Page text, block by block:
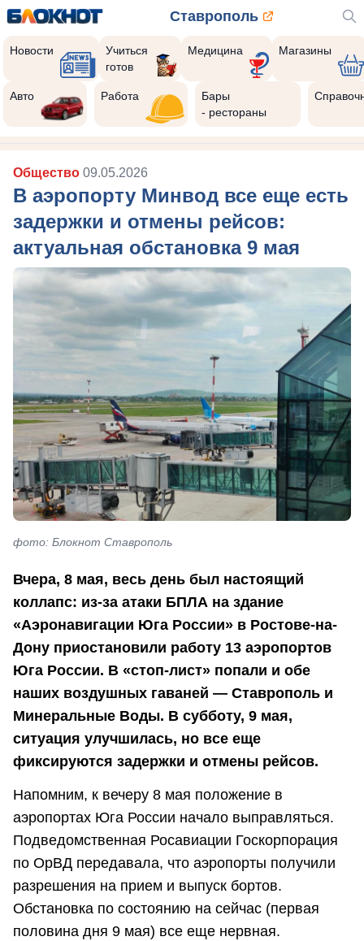
Ставрополь
Новости
Учиться
готов
Медицина Магазины
Авто Работа
Бары
- рестораны
Общество 09.05.2026
В аэропорту Минвод все еще есть
задержки и отмены рейсов:
актуальная обстановка 9 мая
фото: Блокнот Ставрополь
Вчера, 8 мая, весь день был настоящий
коллапс: из-за атаки БПЛА на здание
«Аэронавигации Юга России» в Ростове-на-
Дону приостановили работу 13 аэропортов
Юга России. В «стоп-лист» попали и обе
наших воздушных гаваней — Ставрополь и
Минеральные Воды. В субботу, 9 мая,
ситуация улучшилась, но все еще
фиксируются задержки и отмены рейсов.
Напомним, к вечеру 8 мая положение в
аэропортах Юга России начало выправляться.
Подведомственная Росавиации Госкорпорация
по ОрВД передавала, что аэропорты получили
разрешения на прием и выпуск бортов.
Обстановка по состоянию на сейчас (первая
половина дня 9 мая) все еще нервная.